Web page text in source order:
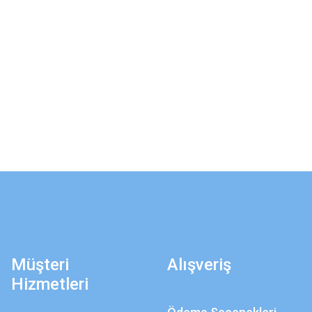
Müşteri
Hizmetleri
Alışveriş